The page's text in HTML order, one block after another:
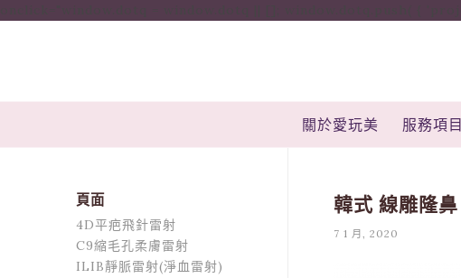
關於愛玩美 服務項目
韓式 線雕隆鼻
7 1 月, 2020
頁面
4D平疤飛針雷射
C9縮毛孔柔膚雷射
ILIB靜脈雷射(淨血雷射)